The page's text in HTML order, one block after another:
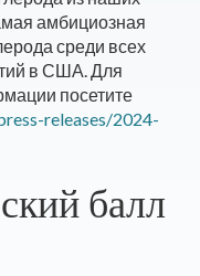
амбициозная
среди всех
в США. Для
посетите
releases/2024-
балл